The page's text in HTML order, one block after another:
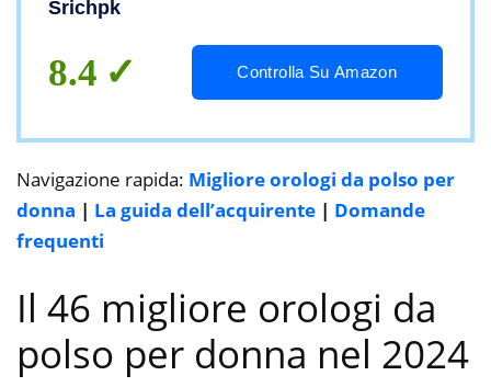
IP67, Smart Watch per Android iOS Regalo
Srichpk
8.4 Controlla Su Amazon
Navigazione rapida: Migliore orologi da polso per
donna | La guida dell’acquirente | Domande
frequenti
Il 46 migliore orologi da
polso per donna nel 2024